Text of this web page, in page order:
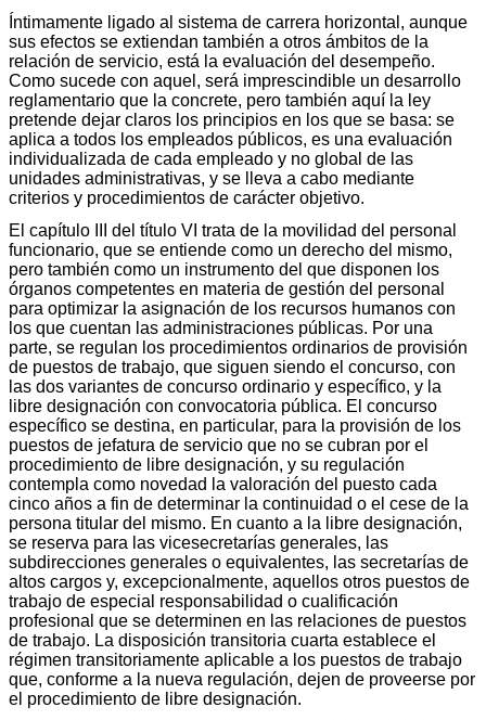
Íntimamente ligado al sistema de carrera horizontal, aunque
sus efectos se extiendan también a otros ámbitos de la
relación de servicio, está la evaluación del desempeño.
Como sucede con aquel, será imprescindible un desarrollo
reglamentario que la concrete, pero también aquí la ley
pretende dejar claros los principios en los que se basa: se
aplica a todos los empleados públicos, es una evaluación
individualizada de cada empleado y no global de las
unidades administrativas, y se lleva a cabo mediante
criterios y procedimientos de carácter objetivo.
El capítulo III del título VI trata de la movilidad del personal
funcionario, que se entiende como un derecho del mismo,
pero también como un instrumento del que disponen los
órganos competentes en materia de gestión del personal
para optimizar la asignación de los recursos humanos con
los que cuentan las administraciones públicas. Por una
parte, se regulan los procedimientos ordinarios de provisión
de puestos de trabajo, que siguen siendo el concurso, con
las dos variantes de concurso ordinario y específico, y la
libre designación con convocatoria pública. El concurso
específico se destina, en particular, para la provisión de los
puestos de jefatura de servicio que no se cubran por el
procedimiento de libre designación, y su regulación
contempla como novedad la valoración del puesto cada
cinco años a fin de determinar la continuidad o el cese de la
persona titular del mismo. En cuanto a la libre designación,
se reserva para las vicesecretarías generales, las
subdirecciones generales o equivalentes, las secretarías de
altos cargos y, excepcionalmente, aquellos otros puestos de
trabajo de especial responsabilidad o cualificación
profesional que se determinen en las relaciones de puestos
de trabajo. La disposición transitoria cuarta establece el
régimen transitoriamente aplicable a los puestos de trabajo
que, conforme a la nueva regulación, dejen de proveerse por
el procedimiento de libre designación.